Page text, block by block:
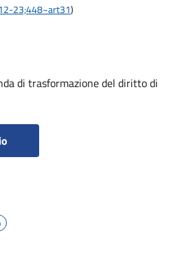
23;448~art31)
di trasformazione del diritto di